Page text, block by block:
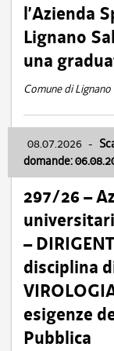
l’Azienda
Lignano
una
Comune di
08.07.2026 -
domande:
297/26 –
–
disciplina
esigenze
Pubblica